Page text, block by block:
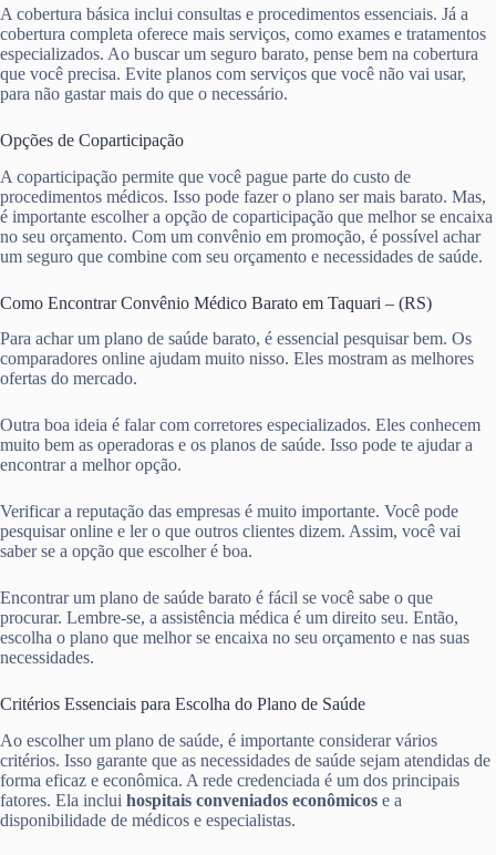
A cobertura básica inclui consultas e procedimentos essenciais. Já a
cobertura completa oferece mais serviços, como exames e tratamentos
especializados. Ao buscar um seguro barato, pense bem na cobertura
que você precisa. Evite planos com serviços que você não vai usar,
para não gastar mais do que o necessário.
Opções de Coparticipação
A coparticipação permite que você pague parte do custo de
procedimentos médicos. Isso pode fazer o plano ser mais barato. Mas,
é importante escolher a opção de coparticipação que melhor se encaixa
no seu orçamento. Com um convênio em promoção, é possível achar
um seguro que combine com seu orçamento e necessidades de saúde.
Como Encontrar Convênio Médico Barato em Taquari – (RS)
Para achar um plano de saúde barato, é essencial pesquisar bem. Os
comparadores online ajudam muito nisso. Eles mostram as melhores
ofertas do mercado.
Outra boa ideia é falar com corretores especializados. Eles conhecem
muito bem as operadoras e os planos de saúde. Isso pode te ajudar a
encontrar a melhor opção.
Verificar a reputação das empresas é muito importante. Você pode
pesquisar online e ler o que outros clientes dizem. Assim, você vai
saber se a opção que escolher é boa.
Encontrar um plano de saúde barato é fácil se você sabe o que
procurar. Lembre-se, a assistência médica é um direito seu. Então,
escolha o plano que melhor se encaixa no seu orçamento e nas suas
necessidades.
Critérios Essenciais para Escolha do Plano de Saúde
Ao escolher um plano de saúde, é importante considerar vários
critérios. Isso garante que as necessidades de saúde sejam atendidas de
forma eficaz e econômica. A rede credenciada é um dos principais
fatores. Ela inclui hospitais conveniados econômicos e a
disponibilidade de médicos e especialistas.